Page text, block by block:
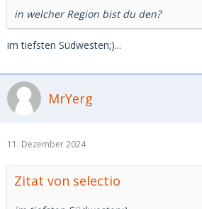
in welcher Region bist du den?
im tiefsten Südwesten;)...
MrYerg
11. Dezember 2024
Zitat von selectio